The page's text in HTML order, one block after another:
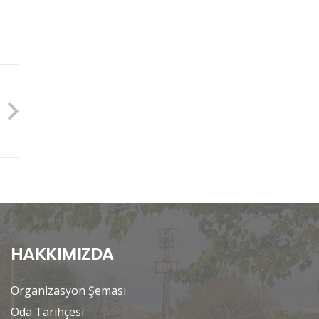
HAKKIMIZDA
Organizasyon Şeması
Oda Tarihçesi